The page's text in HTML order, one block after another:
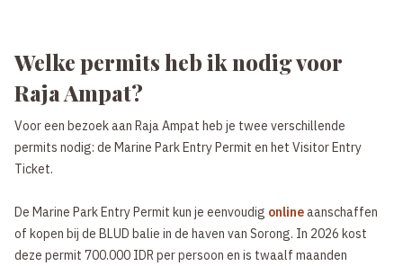
Welke permits heb ik nodig voor
Raja Ampat?
Voor een bezoek aan Raja Ampat heb je twee verschillende
permits nodig: de Marine Park Entry Permit en het Visitor Entry
Ticket.
De Marine Park Entry Permit kun je eenvoudig onlineaanschaffen
of kopen bij de BLUD balie in de haven van Sorong. In 2026 kost
deze permit 700.000 IDR per persoon en is twaalf maanden